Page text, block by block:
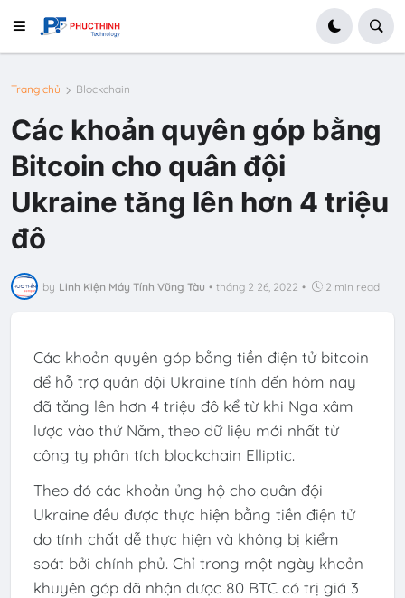
Trang chủ Blockchain
Các khoản quyên góp bằng
Bitcoin cho quân đội
Ukraine tăng lên hơn 4 triệu
đô
by Linh Kiện Máy Tính Vũng Tàu • tháng 2 26, 2022 • 2 min read
Các khoản quyên góp bằng tiền điện tử bitcoin
để hỗ trợ quân đội Ukraine tính đến hôm nay
đã tăng lên hơn 4 triệu đô kể từ khi Nga xâm
lược vào thứ Năm, theo dữ liệu mới nhất từ ​​
công ty phân tích blockchain Elliptic.
Theo đó các khoản ủng hộ cho quân đội
Ukraine đều được thực hiện bằng tiền điện tử
do tính chất dễ thực hiện và không bị kiểm
soát bởi chính phủ. Chỉ trong một ngày khoản
khuyên góp đã nhận được 80 BTC có trị giá 3